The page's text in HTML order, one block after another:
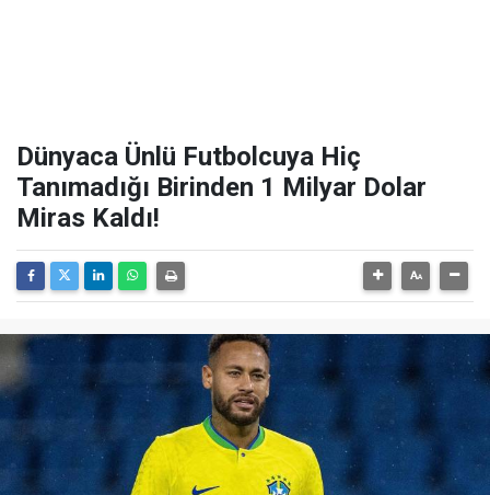
Dünyaca Ünlü Futbolcuya Hiç
Tanımadığı Birinden 1 Milyar Dolar
Miras Kaldı!